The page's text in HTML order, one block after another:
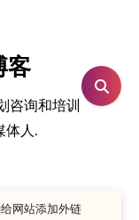
客
咨询和培训
体人.
网站添加外链